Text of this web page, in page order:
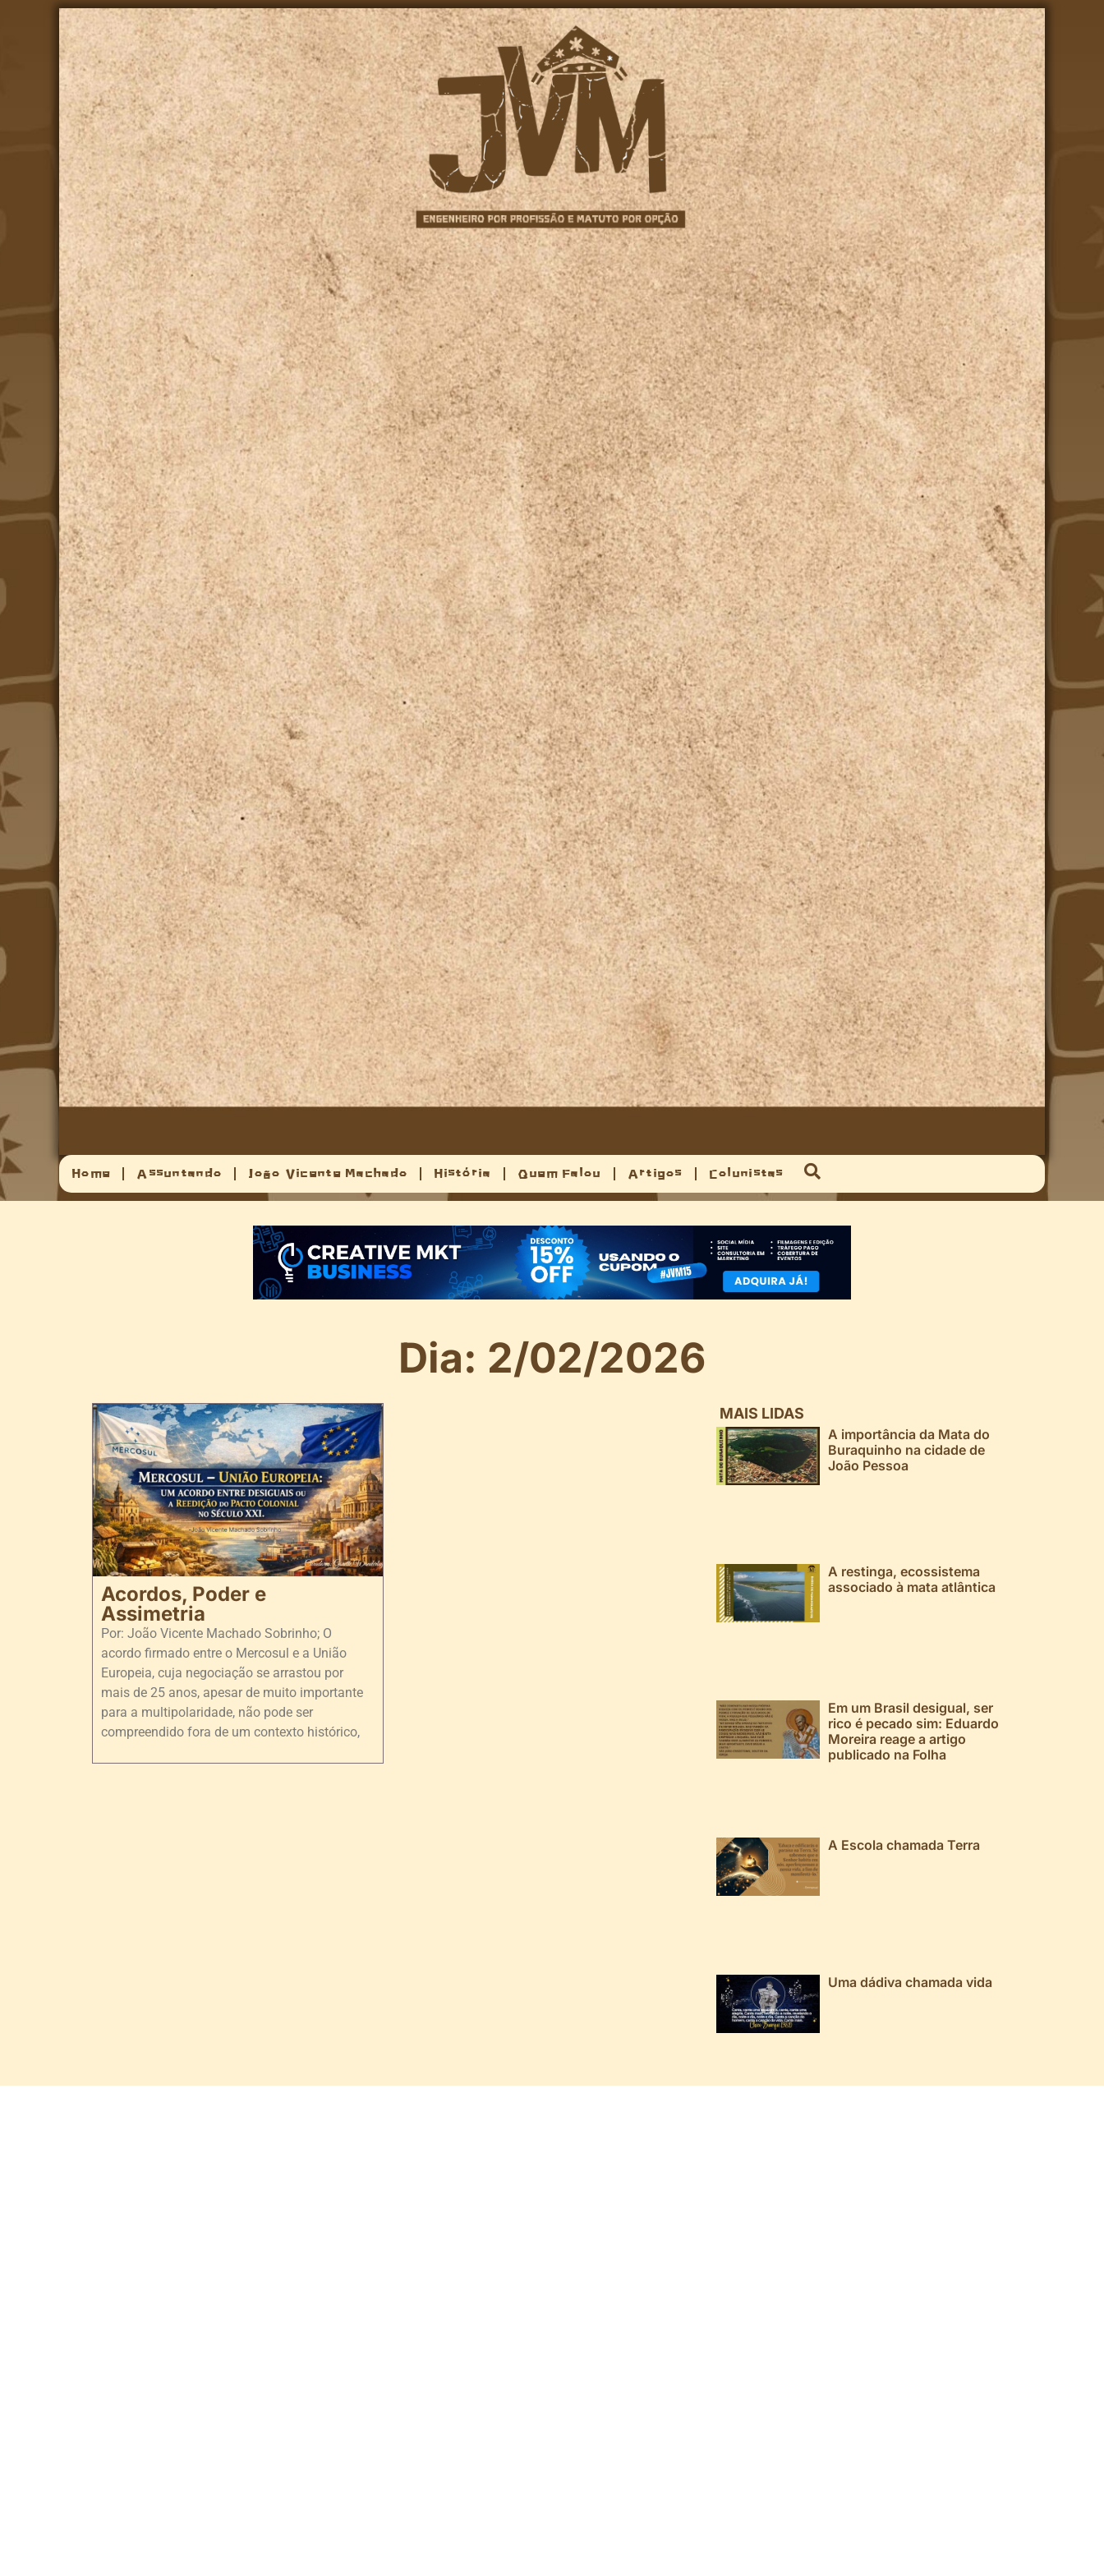
Home Assuntando João Vicente Machado História Quem Falou Artigos Colunistas
Dia: 2/02/2026
Acordos, Poder e
Assimetria
Por: João Vicente Machado Sobrinho; O
acordo firmado entre o Mercosul e a União
Europeia, cuja negociação se arrastou por
mais de 25 anos, apesar de muito importante
para a multipolaridade, não pode ser
compreendido fora de um contexto histórico,
MAIS LIDAS
A importância da Mata do
Buraquinho na cidade de
João Pessoa
A restinga, ecossistema
associado à mata atlântica
Em um Brasil desigual, ser
rico é pecado sim: Eduardo
Moreira reage a artigo
publicado na Folha
A Escola chamada Terra
Uma dádiva chamada vida